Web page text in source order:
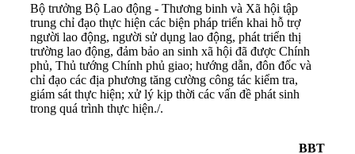
Bộ trưởng Bộ Lao động - Thương binh và Xã hội tập
trung chỉ đạo thực hiện các biện pháp triển khai hỗ trợ
người lao động, người sử dụng lao động, phát triển thị
trường lao động, đảm bảo an sinh xã hội đã được Chính
phủ, Thủ tướng Chính phủ giao; hướng dẫn, đôn đốc và
chỉ đạo các địa phương tăng cường công tác kiểm tra,
giám sát thực hiện; xử lý kịp thời các vấn đề phát sinh
trong quá trình thực hiện./.
BBT